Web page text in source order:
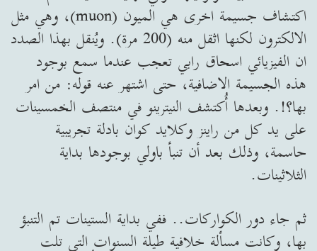
اكتشاف جسيمة اخرى هي الميون (muon)، وهي مثل
الالكترون لكنها اثقل منه (200 مرة). ويُنقل بهذا الصدد
ان الفيزيائي اسحاق رابي تعجب عندما سمع بوجود
هذه الجسيمة الاضافية، حتى اشتهر عنه قوله: من امر
بها؟!. وبعدها أُكتشف النيترينو في منتصف الخمسينات
على يد كل من راينز وكلايد كوان بادلة تجريبية
حاسمة، وذلك بعد أن تنبأ باولي بوجودها بداية
الثلاثينات.
ثم جاء دور الكواركات.. ففي بداية الستينات تم التنبؤ
بها، وكانت مسألة خلافية طيلة السنوات التي تلت